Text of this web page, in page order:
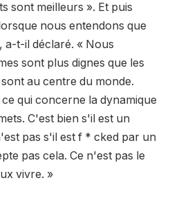
sont meilleurs ». Et puis
nous entendons que
a-t-il déclaré. « Nous
sont plus dignes que les
au centre du monde.
qui concerne la dynamique
C'est bien s'il est un
pas s'il est f * cked par un
pas cela. Ce n'est pas le
vivre. »